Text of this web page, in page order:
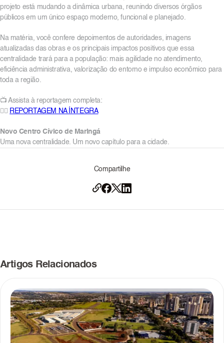
projeto está mudando a dinâmica urbana, reunindo diversos órgãos
públicos em um único espaço moderno, funcional e planejado.
Na matéria, você confere depoimentos de autoridades, imagens
atualizadas das obras e os principais impactos positivos que essa
centralidade trará para a população: mais agilidade no atendimento,
eficiência administrativa, valorização do entorno e impulso econômico para
toda a região.
📺 Assista à reportagem completa:
👉🏼 REPORTAGEM NA ÍNTEGRA
Novo Centro Cívico de Maringá
Uma nova centralidade. Um novo capítulo para a cidade.
Artigos Relacionados